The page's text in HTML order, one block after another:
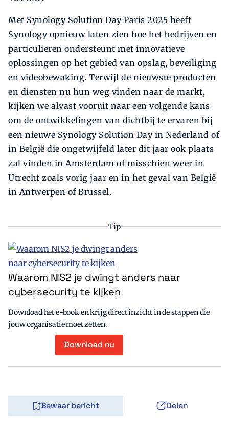
Met Synology Solution Day Paris 2025 heeft
Synology opnieuw laten zien hoe het bedrijven en
particulieren ondersteunt met innovatieve
oplossingen op het gebied van opslag, beveiliging
en videobewaking. Terwijl de nieuwste producten
en diensten nu hun weg vinden naar de markt,
kijken we alvast vooruit naar een volgende kans
om de ontwikkelingen van dichtbij te ervaren bij
een nieuwe Synology Solution Day in Nederland of
in België die ongetwijfeld later dit jaar ook plaats
zal vinden in Amsterdam of misschien weer in
Utrecht zoals vorig jaar en in het geval van België
in Antwerpen of Brussel.
Tip
Waarom NIS2 je dwingt anders naar
cybersecurity te kijken
Download het e-book en krijg direct inzicht in de stappen die
jouw organisatie moet zetten.
Download nu
Bewaar bericht Delen